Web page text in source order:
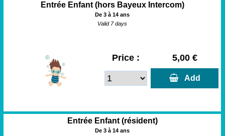
Entrée Enfant (hors Bayeux Intercom)
De 3 à 14 ans
Valid 7 days
Price : 5,00 €
Add
Entrée Enfant (résident)
De 3 à 14 ans